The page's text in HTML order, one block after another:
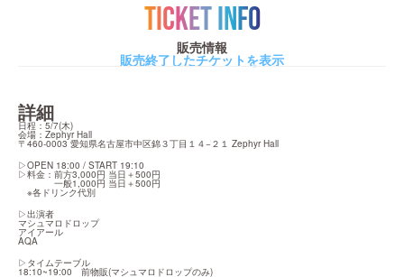
TICKET INFO
販売情報
販売終了したチケットを表示
詳細
日程：5/7(木)
会場：Zephyr Hall
〒460-0003 愛知県名古屋市中区錦３丁目１４−２１ Zephyr Hall
▷OPEN 18:00 / START 19:10
▷料金：前方3,000円 当日＋500円
一般1,000円 当日＋500円
※各ドリンク代別
▷出演者
マシュマロドロップ
アイアール
AQA
▷タイムテーブル
18:10~19:00　前物販(マシュマロドロップのみ)